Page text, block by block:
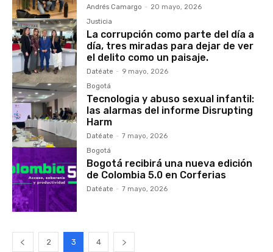
Andrés Camargo - 20 mayo, 2026
Justicia
La corrupción como parte del día a
día, tres miradas para dejar de ver
el delito como un paisaje.
Datéate - 9 mayo, 2026
Bogotá
Tecnologia y abuso sexual infantil:
las alarmas del informe Disrupting
Harm
Datéate - 7 mayo, 2026
Bogotá
Bogotá recibirá una nueva edición
de Colombia 5.0 en Corferias
Datéate - 7 mayo, 2026
2 3 4